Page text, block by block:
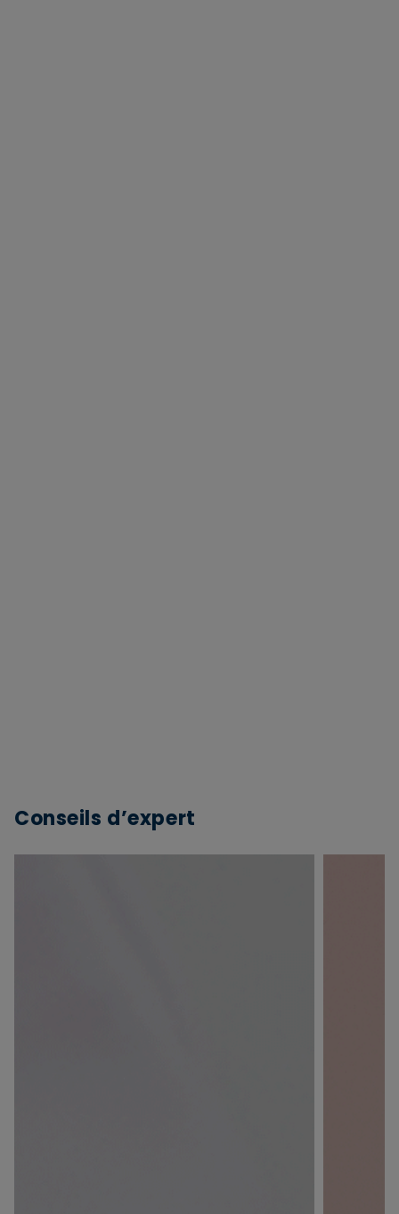
Conseils d’expert